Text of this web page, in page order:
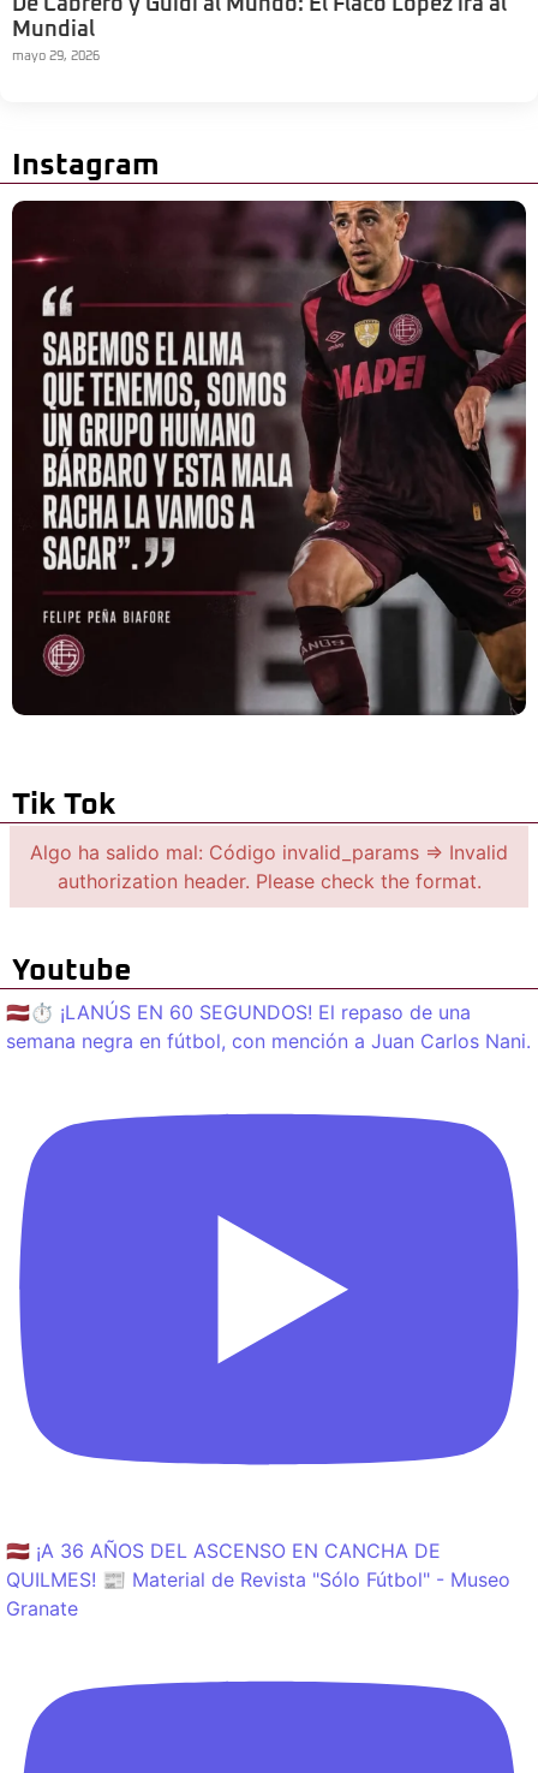
Mundial
mayo 29, 2026
Instagram
Tik Tok
Algo ha salido mal: Código invalid_params => Invalid
authorization header. Please check the format.
Youtube
🇱🇻⏱️ ¡LANÚS EN 60 SEGUNDOS! El repaso de una
semana negra en fútbol, con mención a Juan Carlos Nani.
🇱🇻 ¡A 36 AÑOS DEL ASCENSO EN CANCHA DE
QUILMES! 📰 Material de Revista "Sólo Fútbol" - Museo
Granate